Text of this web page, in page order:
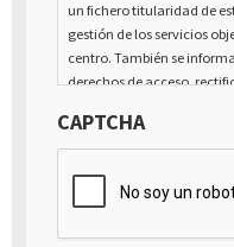
un fichero titularidad de
gestión de los servicios
centro. También se
derechos de acceso,
de carácter personal, así
prestado para el
dirigido a la dirección
Alicante - España
CAPTCHA